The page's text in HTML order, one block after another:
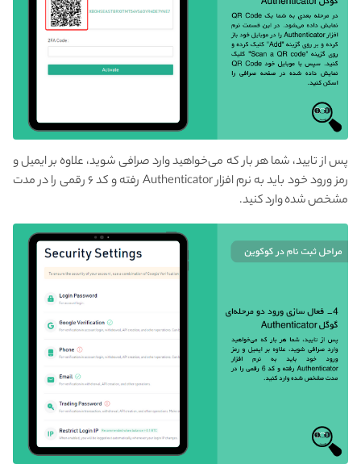
پس از تایید، شما هر بار که می‌خواهید وارد صرافی شوید، علاوه بر ایمیل و
رمز ورود خود باید به نرم افزار Authenticator رفته و کد ۶ رقمی را در مدت
مشخص شده وارد کنید.